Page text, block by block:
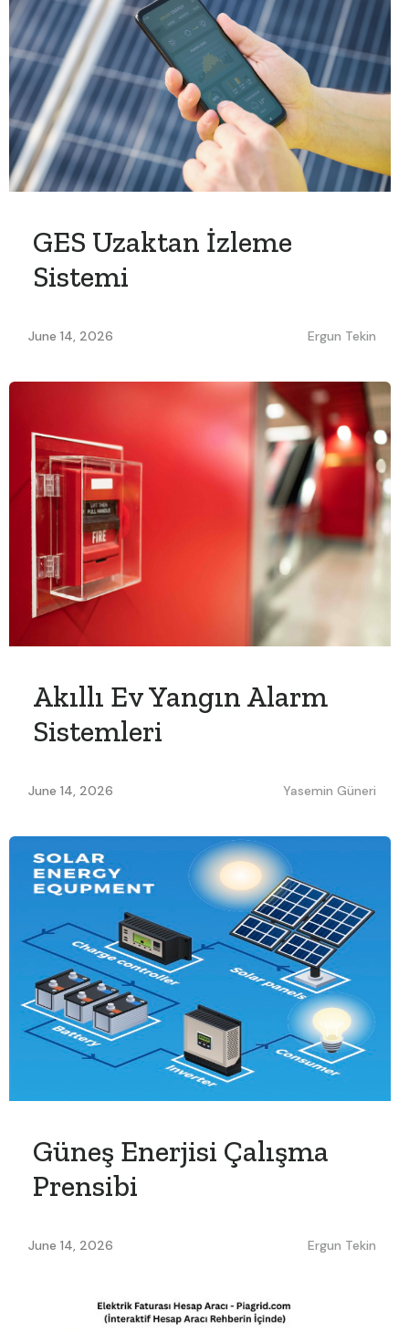
GES Uzaktan İzleme
Sistemi
June 14, 2026 Ergun Tekin
Akıllı Ev Yangın Alarm
Sistemleri
June 14, 2026 Yasemin Güneri
Güneş Enerjisi Çalışma
Prensibi
June 14, 2026 Ergun Tekin